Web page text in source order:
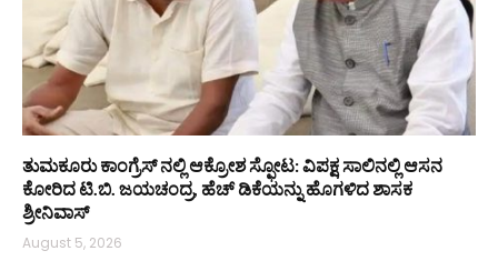
ತುಮಕೂರು ಕಾಂಗ್ರೆಸ್ ನಲ್ಲಿ ಆಕ್ರೋಶ ಸ್ಫೋಟ: ವಿಪಕ್ಷ ಸಾಲಿನಲ್ಲಿ ಆಸನ
ಕೋರಿದ ಟಿ.ಬಿ. ಜಯಚಂದ್ರ, ಹೆಚ್ ಡಿಕೆಯನ್ನು ಹೊಗಳಿದ ಶಾಸಕ
ಶ್ರೀನಿವಾಸ್
August 5, 2026